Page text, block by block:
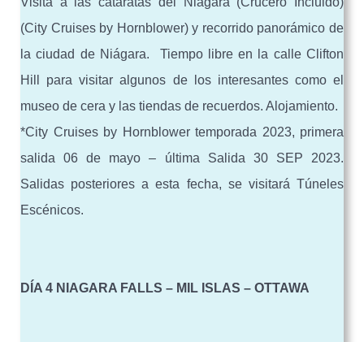
(City Cruises by Hornblower) y recorrido panorámico de
la ciudad de Niágara. Tiempo libre en la calle Clifton
Hill para visitar algunos de los interesantes como el
museo de cera y las tiendas de recuerdos. Alojamiento.
*City Cruises by Hornblower temporada 2023, primera
salida 06 de mayo – última Salida 30 SEP 2023.
Salidas posteriores a esta fecha, se visitará Túneles
Escénicos.
DÍA 4 NIAGARA FALLS – MIL ISLAS – OTTAWA